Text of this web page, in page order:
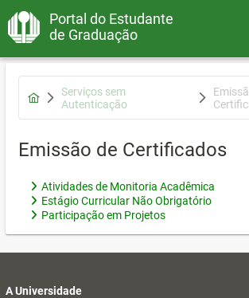
Portal do Estudante
de Graduação
Serviços sem
Autenticação
Emissão de Certificados
Atividades de Monitoria Acadêmica
Estágio Curricular Não Obrigatório
Participação em Projetos
A Universidade